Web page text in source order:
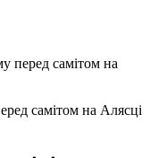
перед самітом на